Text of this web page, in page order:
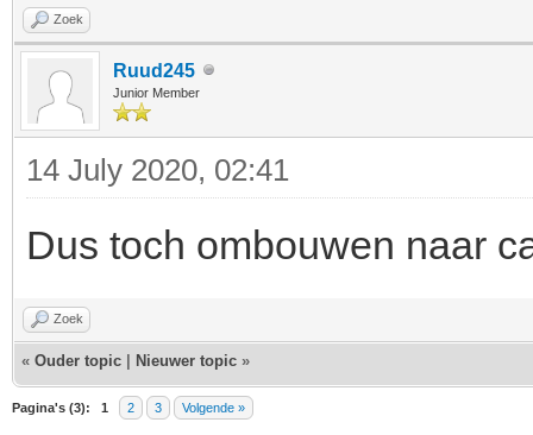
Zoek
Ruud245
Junior Member
14 July 2020, 02:41
Dus toch ombouwen naar
Zoek
« Ouder topic Nieuwer topic »
Pagina's (3): 1 2 3 Volgende »